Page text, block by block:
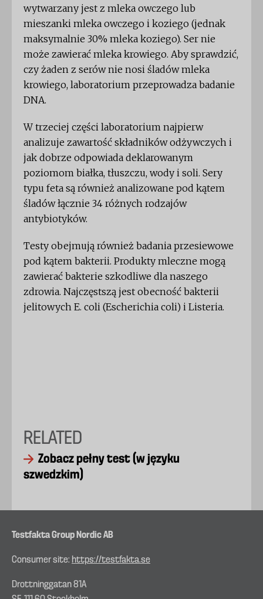
wytwarzany jest z mleka owczego lub
mieszanki mleka owczego i koziego (jednak
maksymalnie 30% mleka koziego). Ser nie
może zawierać mleka krowiego. Aby sprawdzić,
czy żaden z serów nie nosi śladów mleka
krowiego, laboratorium przeprowadza badanie
DNA.
W trzeciej części laboratorium najpierw
analizuje zawartość składników odżywczych i
jak dobrze odpowiada deklarowanym
poziomom białka, tłuszczu, wody i soli. Sery
typu feta są również analizowane pod kątem
śladów łącznie 34 różnych rodzajów
antybiotyków.
Testy obejmują również badania przesiewowe
pod kątem bakterii. Produkty mleczne mogą
zawierać bakterie szkodliwe dla naszego
zdrowia. Najczęstszą jest obecność bakterii
jelitowych E. coli (Escherichia coli) i Listeria.
RELATED
Zobacz pełny test (w języku
szwedzkim)
Testfakta Group Nordic AB
Consumer site: https://testfakta.se
Drottninggatan 81A